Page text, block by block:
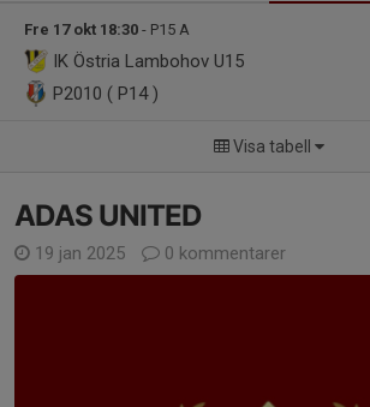
Fre 17 okt 18:30 - P15 A
IK Östria Lambohov U15
P2010 ( P14 )
Visa tabell
ADAS UNITED
19 jan 2025 0 kommentarer